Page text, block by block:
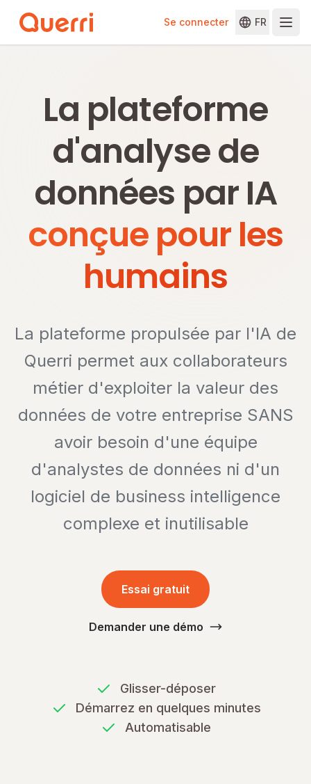
Se connecter FR
La plateforme
d'analyse de
données par IA
conçue pour les
humains
La plateforme propulsée par l'IA de
Querri permet aux collaborateurs
métier d'exploiter la valeur des
données de votre entreprise SANS
avoir besoin d'une équipe
d'analystes de données ni d'un
logiciel de business intelligence
complexe et inutilisable
Essai gratuit
Demander une démo
Glisser-déposer
Démarrez en quelques minutes
Automatisable